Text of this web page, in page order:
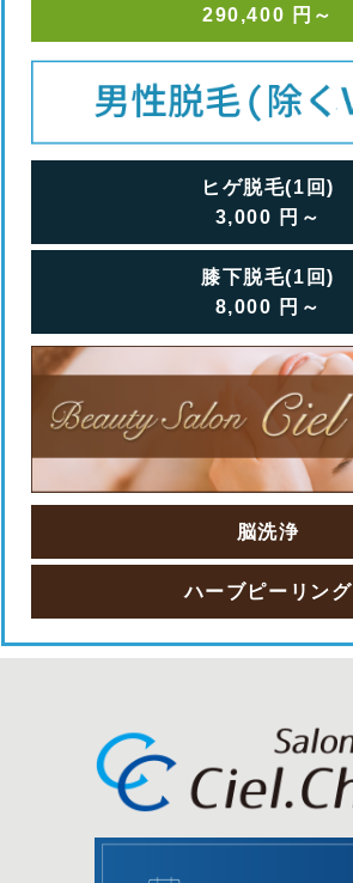
290,400 円 ～
ヒゲ脱毛(1回)
3,000 円 ～
膝下脱毛(1回)
8,000 円 ～
脳洗浄
ハーブピーリング